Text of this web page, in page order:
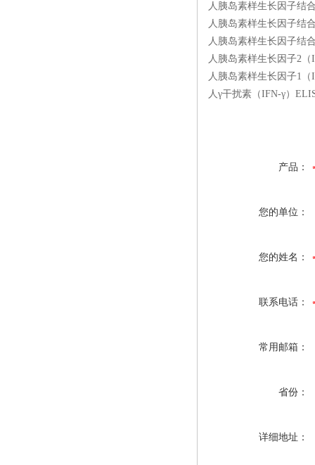
人胰岛素样生长因子结
人胰岛素样生长因子结
人胰岛素样生长因子结
人胰岛素样生长因子2
人胰岛素样生长因子1
人γ干扰素（IFN-γ）
产品：
您的单位：
您的姓名：
联系电话：
常用邮箱：
省份：
详细地址：